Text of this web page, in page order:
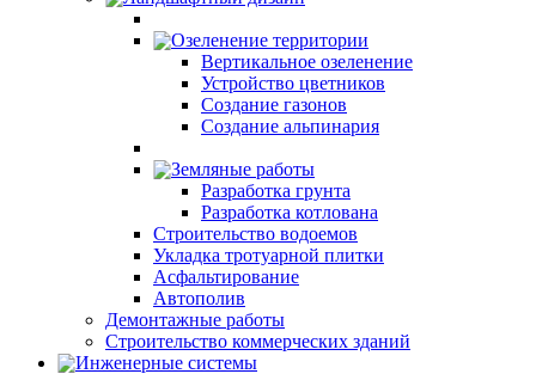
Озеленение территории
Вертикальное озеленение
Устройство цветников
Создание газонов
Создание альпинария
Земляные работы
Разработка грунта
Разработка котлована
Строительство водоемов
Укладка тротуарной плитки
Асфальтирование
Автополив
Демонтажные работы
Строительство коммерческих зданий
Инженерные системы